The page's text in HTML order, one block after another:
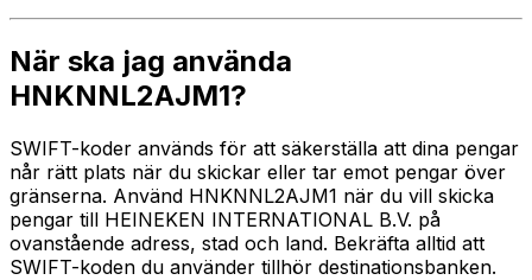
När ska jag använda
HNKNNL2AJM1?
SWIFT-koder används för att säkerställa att dina pengar
når rätt plats när du skickar eller tar emot pengar över
gränserna. Använd HNKNNL2AJM1 när du vill skicka
pengar till HEINEKEN INTERNATIONAL B.V. på
ovanstående adress, stad och land. Bekräfta alltid att
SWIFT-koden du använder tillhör destinationsbanken.